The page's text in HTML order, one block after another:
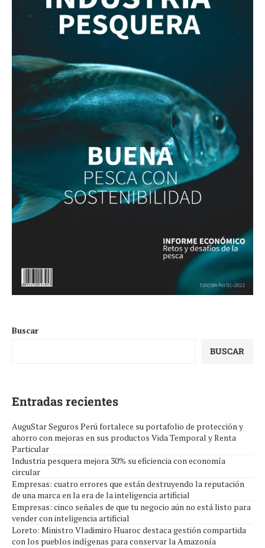
Buscar
BUSCAR
Entradas recientes
AuguStar Seguros Perú fortalece su portafolio de protección y
ahorro con mejoras en sus productos Vida Temporal y Renta
Particular
Industria pesquera mejora 30% su eficiencia con economía
circular
Empresas: cuatro errores que están destruyendo la reputación
de una marca en la era de la inteligencia artificial
Empresas: cinco señales de que tu negocio aún no está listo para
vender con inteligencia artificial
Loreto: Ministro Vladimiro Huaroc destaca gestión compartida
con los pueblos indígenas para conservar la Amazonía